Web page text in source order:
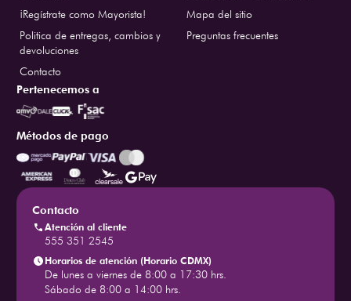
¡Regístrate como Mayorista!
Politica de entregas, cambios y
devoluciones
Contacto
Mapa del sitio
Preguntas frecuentes
Pertenecemos a
Métodos de pago
Contacto
Atención al cliente
555 351 2545
Horarios de atención (Horario CDMX)
De lunes a viernes de 8:00 a 17:30 hrs.
Sábado de 8:00 a 14:00 hrs.